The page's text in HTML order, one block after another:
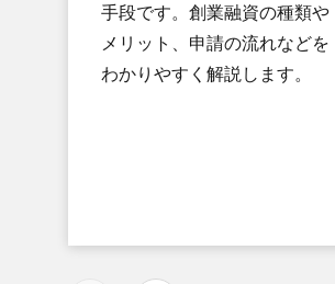
手段です。​創業融資の​種類や​
メリット、​申請の​流れなどを​
わかりやすく​解説します。